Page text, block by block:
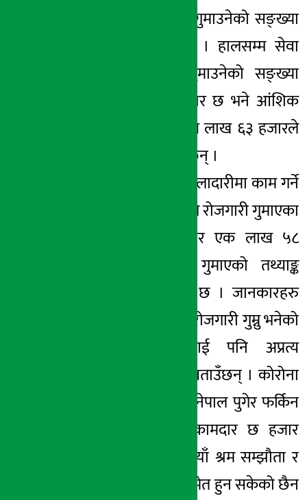
हालसम्म रोजगारी गुमाउनेको सङ्ख्या
२५।८ मिलियन छ । हालसम्म सेवा
क्षेत्रमा रोजगारी गुमाउनेको सङ्ख्या
आठ लाख ९८ हजार छ भने आंशिक
समय काम गर्ने पाँच लाख ६३ हजारले
रोजगारी गुमाएका छन् ।
त्यसैगरी दैनिक ज्यालादारीमा काम गर्ने
दुई लाख ३२ हजारले रोजगारी गुमाएका
छन् भने स्वरोजगार एक लाख ५८
हजारले रोजगारी गुमाएको तथ्याङ्क
सार्वजनिक भएको छ । जानकारहरु
कोरियामा यति धेरै रोजगारी गुम्नु भनेको
नेपाली कामदारलाई पनि अप्रत्य
क्षरुपमा असर पर्ने बताउँछन् । कोरोना
महामारीका कारण नेपाल पुगेर फर्किन
नसकेका नेपाली कामदार छ हजार
५०० बढी छन् । नयाँ श्रम सम्झौता र
इपिएसको परीक्षासमेत हुन सकेको छैन